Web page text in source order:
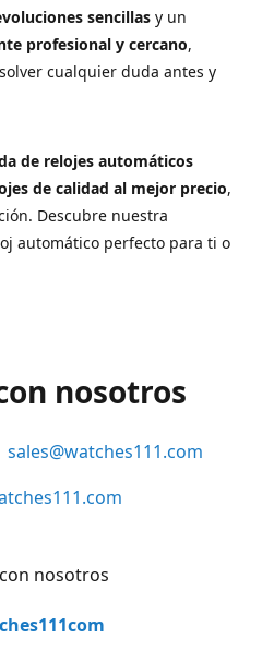
sencillas y un
profesional y cercano,
cualquier duda antes y
de relojes automáticos
de calidad al mejor precio,
Descubre nuestra
automático perfecto para ti o
nosotros
sales@watches111.com
nosotros